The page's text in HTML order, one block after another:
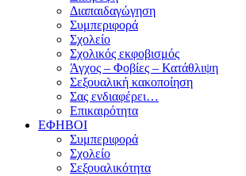
Διαπαιδαγώγηση
Συμπεριφορά
Σχολείο
Σχολικός εκφοβισμός
Άγχος – Φοβίες – Κατάθλιψη
Σεξουαλική κακοποίηση
Σας ενδιαφέρει…
Επικαιρότητα
ΕΦΗΒΟΙ
Συμπεριφορά
Σχολείο
Σεξουαλικότητα